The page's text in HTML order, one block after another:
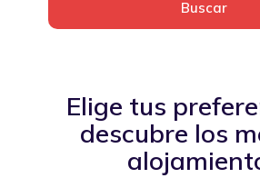
Elige tus
descubre los